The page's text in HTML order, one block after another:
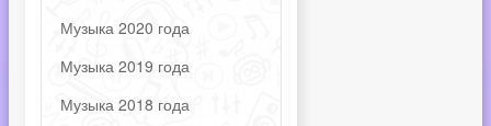
Музыка 2020 года
Музыка 2019 года
Музыка 2018 года